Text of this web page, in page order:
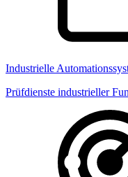
Industrielle
Prüfdienste industrieller